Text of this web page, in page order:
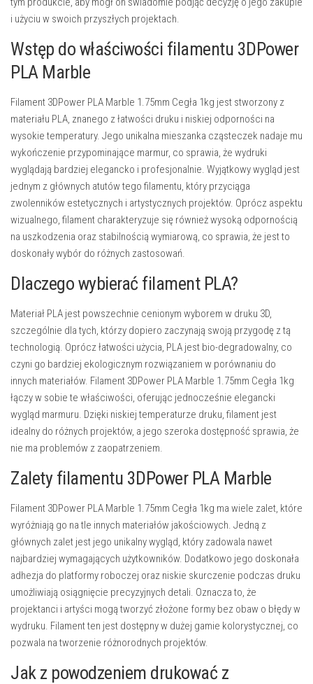
i użyciu w swoich przyszłych projektach.
Wstęp do właściwości filamentu 3DPower
PLA Marble
Filament 3DPower PLA Marble 1.75mm Cegła 1kg jest stworzony z
materiału PLA, znanego z łatwości druku i niskiej odporności na
wysokie temperatury. Jego unikalna mieszanka cząsteczek nadaje mu
wykończenie przypominające marmur, co sprawia, że wydruki
wyglądają bardziej elegancko i profesjonalnie. Wyjątkowy wygląd jest
jednym z głównych atutów tego filamentu, który przyciąga
zwolenników estetycznych i artystycznych projektów. Oprócz aspektu
wizualnego, filament charakteryzuje się również wysoką odpornością
na uszkodzenia oraz stabilnością wymiarową, co sprawia, że jest to
doskonały wybór do różnych zastosowań.
Dlaczego wybierać filament PLA?
Materiał PLA jest powszechnie cenionym wyborem w druku 3D,
szczególnie dla tych, którzy dopiero zaczynają swoją przygodę z tą
technologią. Oprócz łatwości użycia, PLA jest bio-degradowalny, co
czyni go bardziej ekologicznym rozwiązaniem w porównaniu do
innych materiałów. Filament 3DPower PLA Marble 1.75mm Cegła 1kg
łączy w sobie te właściwości, oferując jednocześnie elegancki
wygląd marmuru. Dzięki niskiej temperaturze druku, filament jest
idealny do różnych projektów, a jego szeroka dostępność sprawia, że
nie ma problemów z zaopatrzeniem.
Zalety filamentu 3DPower PLA Marble
Filament 3DPower PLA Marble 1.75mm Cegła 1kg ma wiele zalet, które
wyróżniają go na tle innych materiałów jakościowych. Jedną z
głównych zalet jest jego unikalny wygląd, który zadowala nawet
najbardziej wymagających użytkowników. Dodatkowo jego doskonała
adhezja do platformy roboczej oraz niskie skurczenie podczas druku
umożliwiają osiągnięcie precyzyjnych detali. Oznacza to, że
projektanci i artyści mogą tworzyć złożone formy bez obaw o błędy w
wydruku. Filament ten jest dostępny w dużej gamie kolorystycznej, co
pozwala na tworzenie różnorodnych projektów.
Jak z powodzeniem drukować z